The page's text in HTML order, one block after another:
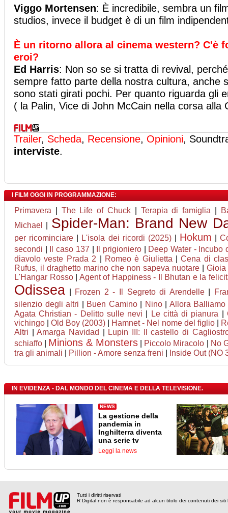
Viggo Mortensen: È incredibile, sembra un
studios, invece il budget è di un film
È un ritorno allora al cinema western? C'è
eroi?
Ed Harris: Non so se si tratta di revival,
sempre fatto parte della nostra cultura, anche
sono stati girati pochi. Per quanto riguarda gli
( la Palin, Vice di John McCain nella corsa alla
Trailer, Scheda, Recensione, Opinioni,
interviste.
I FILM OGGI IN PROGRAMMAZIONE:
Primavera The Life of Chuck Terapia di famiglia
Michael
Spider-Man: Brand New
per ricominciare L'isola dei ricordi (2025)| Hokum |
secondi
Il caso 137 Il prigioniero| Deep Water - Incubo
diavolo veste Prada 2
Romeo è Giulietta |Cena di
Rufus, il draghetto marino che non sapeva nuotare
Gioia
L'Hangar Rosso| Agent of Happiness - Il Bhutan e la
Odissea Frozen 2 - Il Segreto di Arendelle|
silenzio degli altri
Buen Camino| Nino| Allora Balliamo
Agata Christian - Delitto sulle nevi
Le città di pianura
vichingo |Old Boy (2003) Hamnet - Nel nome del figlio|
Altri |Amarga Navidad
Lupin III: Il castello di
schiaffo
Minions & Monsters Piccolo Miracolo
No
tra gli animali
Pillion - Amore senza freni Inside Out (NO
IN EVIDENZA - DAL MONDO DEL CINEMA E DELLA TELEVISIONE.
NEWS
La gestione della
pandemia in
Inghilterra diventa
una serie tv
Leggi la news
Tutti i diritti riservati
R Digital non è responsabile ad alcun titolo dei contenuti dei siti